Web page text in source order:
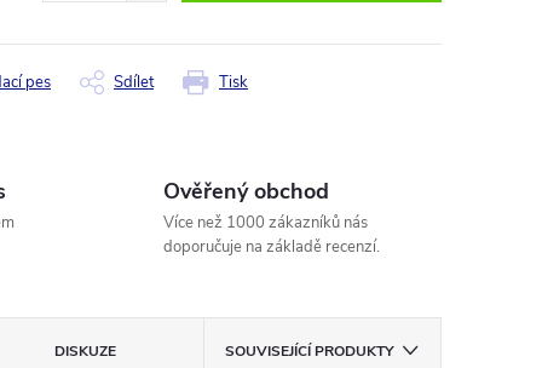
Tisk
pes Sdílet
Ověřený obchod
Více než 1000 zákazníků nás
doporučuje na základě recenzí.
DISKUZE SOUVISEJÍCÍ PRODUKTY